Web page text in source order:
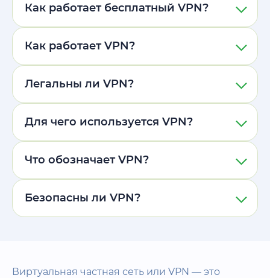
Как работает бесплатный VPN?
Как работает VPN?
Легальны ли VPN?
Для чего используется VPN?
Что обозначает VPN?
Безопасны ли VPN?
Виртуальная частная сеть или VPN — это